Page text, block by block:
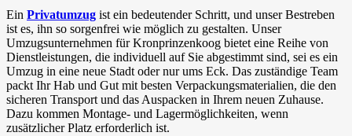
Ein Privatumzug ist ein bedeutender Schritt, und unser Bestreben
ist es, ihn so sorgenfrei wie möglich zu gestalten. Unser
Umzugsunternehmen für Kronprinzenkoog bietet eine Reihe von
Dienstleistungen, die individuell auf Sie abgestimmt sind, sei es ein
Umzug in eine neue Stadt oder nur ums Eck. Das zuständige Team
packt Ihr Hab und Gut mit besten Verpackungsmaterialien, die den
sicheren Transport und das Auspacken in Ihrem neuen Zuhause.
Dazu kommen Montage- und Lagermöglichkeiten, wenn
zusätzlicher Platz erforderlich ist.